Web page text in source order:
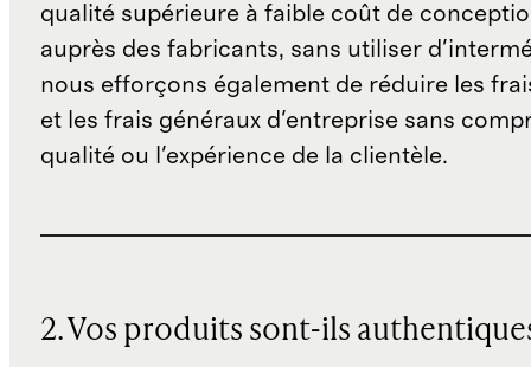
qualité supérieure à faible coût de
auprès des fabricants, sans utiliser
nous efforçons également de réduire les
et les frais généraux d'entreprise sans
qualité ou l'expérience de la clientèle.
2. Vos produits sont-ils